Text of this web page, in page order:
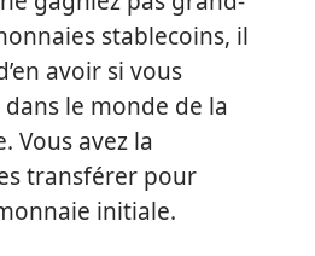
stablecoins, il
avoir si vous
le monde de la
Vous avez la
transférer pour
initiale.